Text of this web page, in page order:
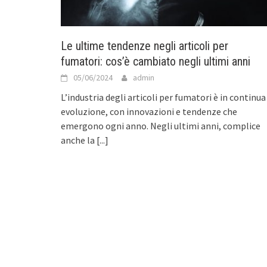
Le ultime tendenze negli articoli per
fumatori: cos’è cambiato negli ultimi anni
05/06/2024 admin
L’industria degli articoli per fumatori è in continua
evoluzione, con innovazioni e tendenze che
emergono ogni anno. Negli ultimi anni, complice
anche la [...]